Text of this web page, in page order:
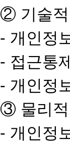
② 기술적
- 개인정
- 접근통
- 개인정
③ 물리적
- 개인정